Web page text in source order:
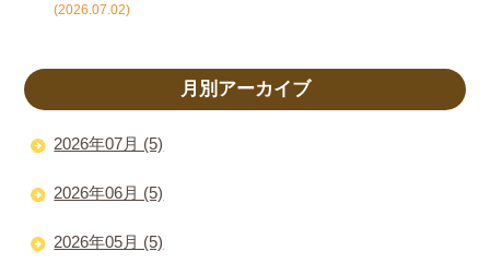
(2026.07.02)
月別アーカイブ
2026年07月 (5)
2026年06月 (5)
2026年05月 (5)